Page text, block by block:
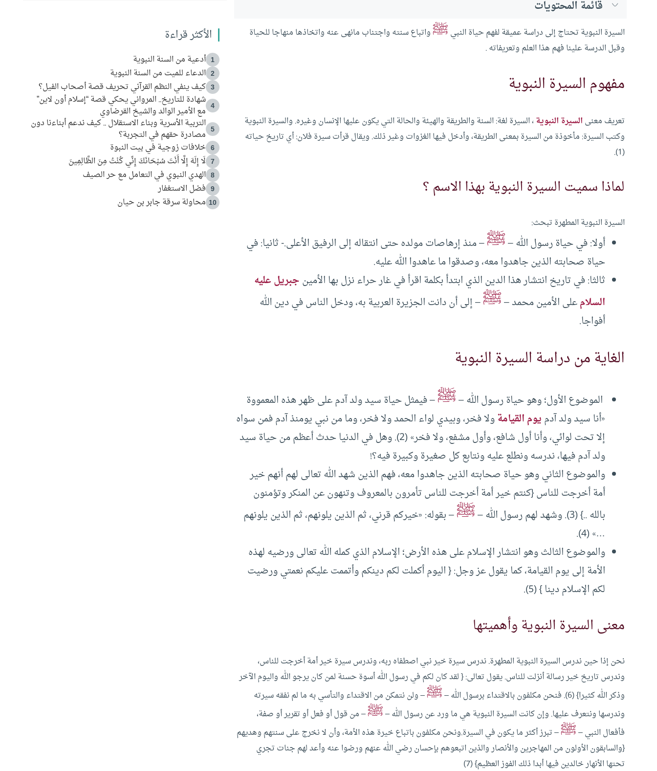
قائمة المحتويات
السيرة النبوية تحتاج إلى دراسة عميقة لفهم حياة النبي ﷺواتباع سنته واجتناب مانهى عنه واتخاذها منهاجا للحياة
وقبل الدرسة علينا فهم هذا العلم وتعريفاته .
مفهوم السيرة النبوية
تعريف معنى السيرة النبوية، السيرة لغة: السنة والطريقة والهيئة والحالة التي يكون عليها الإنسان وغيره. والسيرة النبوية
وكتب السيرة: مأخوذة من السيرة بمعنى الطريقة، وأدخل فيها الغزوات وغير ذلك. ويقال قرأت سيرة فلان: أي تاريخ حياته
(1).
لماذا سميت السيرة النبوية بهذا الاسم ؟
السيرة النبوية المطهرة تبحث:
أولا: في حياة رسول الله –ﷺ– منذ إرهاصات مولده حتى انتقاله إلى الرفيق الأعلى.- ثانيا: في
حياة صحابته الذين جاهدوا معه، وصدقوا ما عاهدوا الله عليه.
ثالثا: في تاريخ انتشار هذا الدين الذي ابتدأ بكلمة اقرأ في غار حراء نزل بها الأمينجبريل عليه
السلامعلى الأمين محمد –ﷺ– إلى أن دانت الجزيرة العربية به، ودخل الناس في دين الله
أفواجا.
الغاية من دراسة السيرة النبوية
الموضوع الأول؛ وهو حياة رسول الله –ﷺ– فيمثل حياة سيد ولد آدم على ظهر هذه المعمووة
«أنا سيد ولد آدميوم القيامةولا فخر، وبيدي لواء الحمد ولا فخر، وما من نبي يومنذ آدم فمن سواه
إلا تحت لوائي، وأنا أول شافع، وأول مشفع، ولا فخر» (2). وهل في الدنيا حدث أعظم من حياة سيد
ولد آدم فيها، ندرسه ونطلع عليه ونتابع كل صغيرة وكبيرة فيه؟!
والموضوع الثاني وهو حياة صحابته الذين جاهدوا معه، فهم الذين شهد الله تعالى لهم أنهم خير
أمة أخرجت للناس {كنتم خير أمة أخرجت للناس تأمرون بالمعروف وتنهون عن المنكر وتؤمنون
بالله ..} (3). وشهد لهم رسول الله –
ﷺ– بقوله: «خيركم قرني، ثم الذين يلونهم، ثم الذين يلونهم
…» (4).
والموضوع الثالث وهو انتشار الإسلام على هذه الأرض؛ الإسلام الذي كمله الله تعالى ورضيه لهذه
الأمة إلى يوم القيامة، كما يقول عز وجل: { اليوم أكملت لكم دينكم وأتممت عليكم نعمتي ورضيت
لكم الإسلام دينا } (5).
معنى السيرة النبوية وأهميتها
نحن إذا حين ندرس السيرة النبوية المطهرة. ندرس سيرة خير نبي اصطفاه ربه، وندرس سيرة خير أمة أخرجت للناس،
وندرس تاريخ خير رسالة أنزلت للناس.يقول تعالى: { لقد كان لكم في رسول الله أسوة حسنة لمن كان يرجو الله واليوم الآخر
وذكر الله كثيرا} (6).
فنحن مكلفون بالاقتداء برسول الله –ﷺ– ولن نتمكن من الاقتداء والتأسي به ما لم نفقه سيرته
وندرسها ونتعرف عليها. وإن كانت السيرة النبوية هي ما ورد عن رسول الله –ﷺ– من قول أو فعل أو تقرير أو صفة،
فأفعال النبي –ﷺ– تبرز أكثر ما يكون في السيرة.ونحن مكلفون باتباع خيرة هذه الأمة، وأن لا نخرج على سنتهم وهديهم
{والسابقون الأولون من المهاجرين والأنصار والذين اتبعوهم بإحسان رضي الله عنهم ورضوا عنه وأعد لهم جنات تجري
تحتها الأنهار خالدين فيها أبدا ذلك الفوز العظيم} (7)
الأكثر قراءة
1 أدعية من السنة النبوية
2 الدعاء للميت من السنة النبوية
3 كيف ينفي النظم القرآني تحريف قصة أصحاب الفيل؟
4
شهادة للتاريخ.. المرواني يحكي قصة “إسلام أون لاين”
مع الأمير الوالد والشيخ القرضاوي
5
التربية الأسرية وبناء الاستقلال .. كيف ندعم أبناءنا دون
مصادرة حقهم في التجربة؟
6 خلافات زوجية في بيت النبوة
7 لَا إِلَهَ إِلَّا أَنْتَ سُبْحَانَكَ إِنِّي كُنْتُ مِنَ الظَّالِمِينَ
8 الهدي النبوي في التعامل مع حر الصيف
9 فضل الاستغفار
10 محاولة سرقة جابر بن حيان